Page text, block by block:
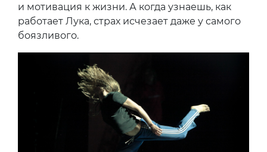
и мотивация к жизни. А когда узнаешь, как
работает Лука, страх исчезает даже у самого
боязливого.